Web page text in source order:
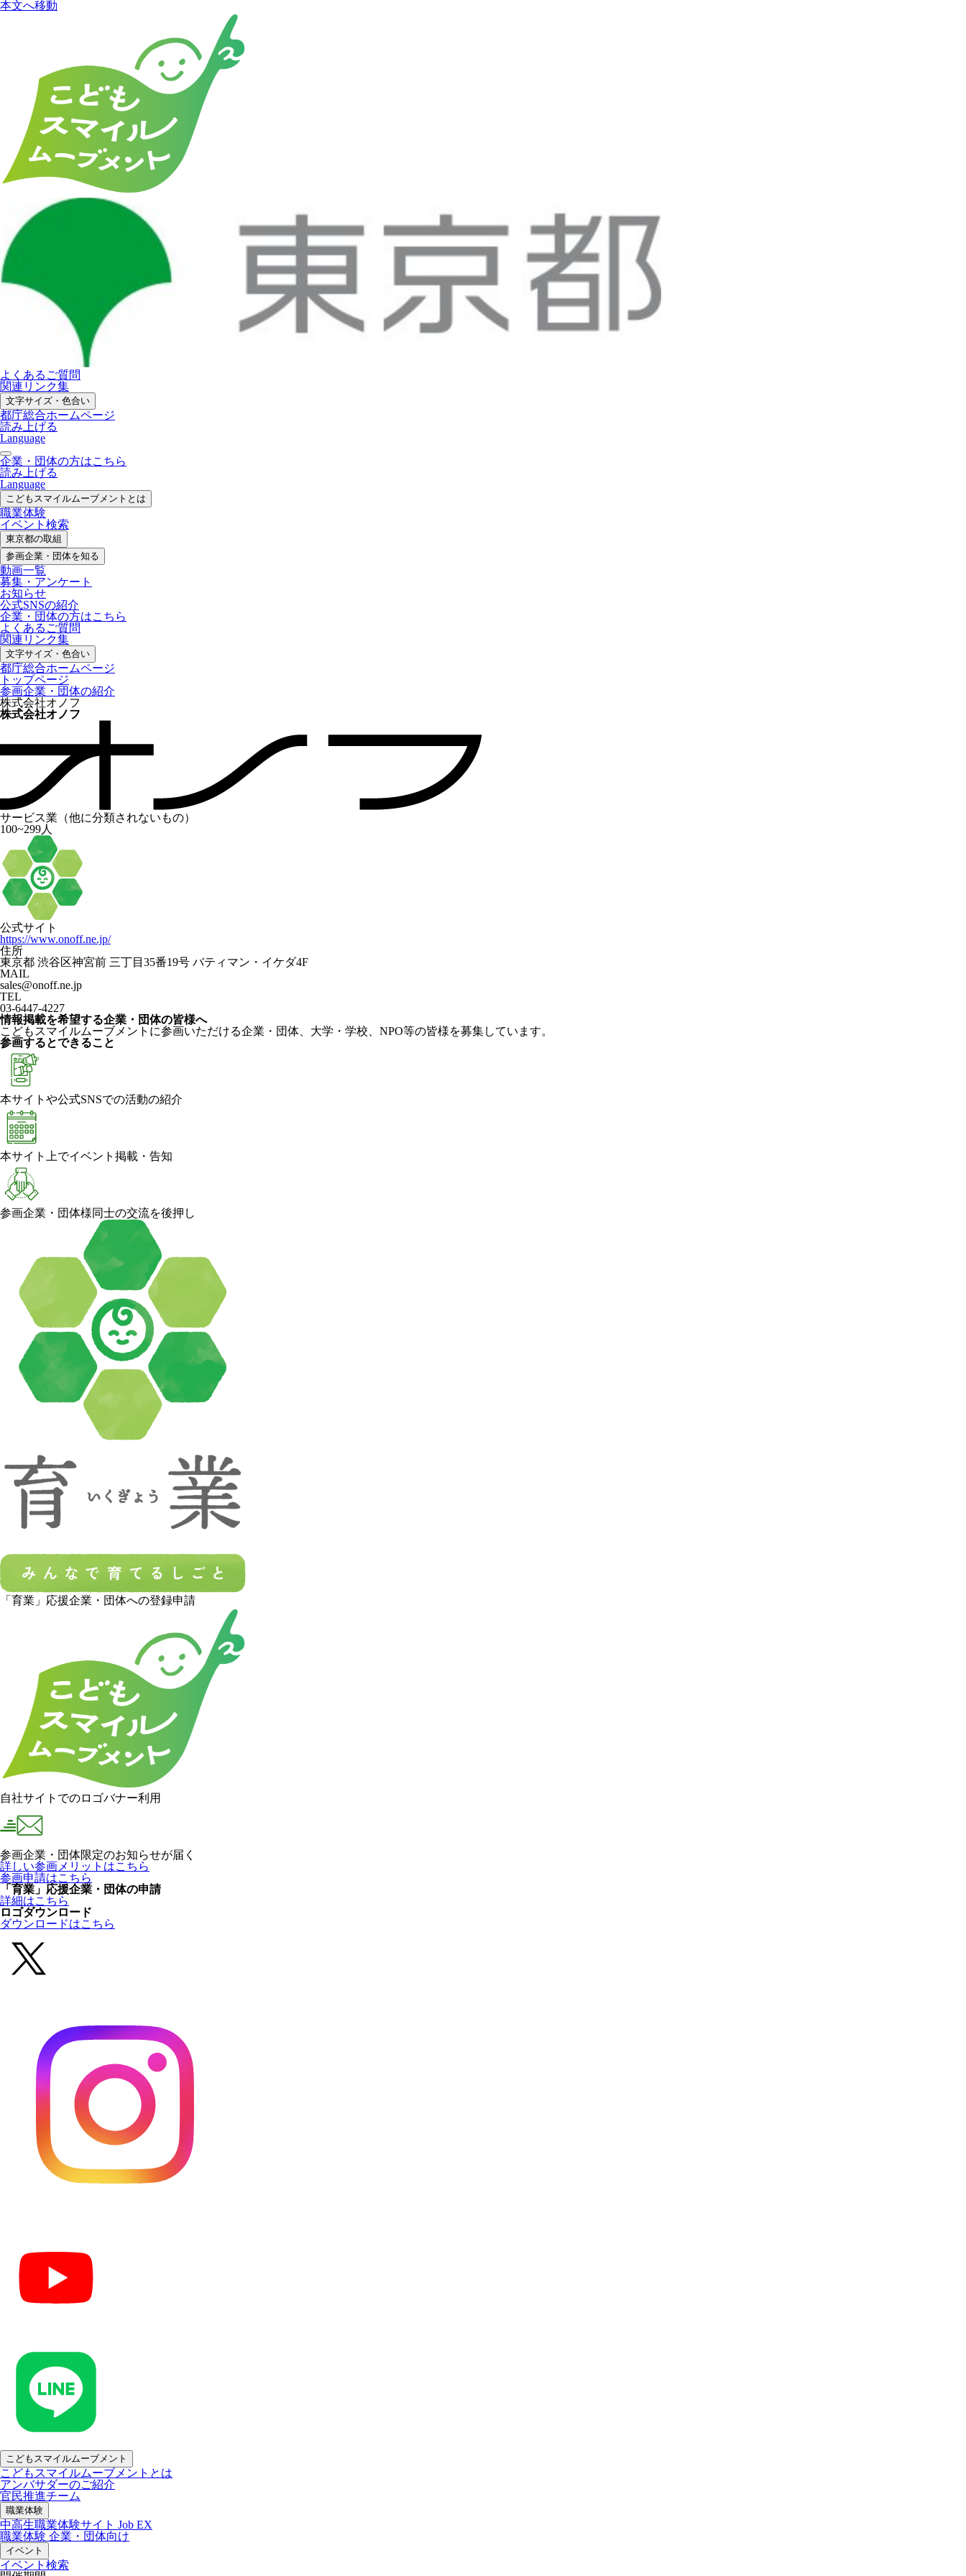
本文へ移動
よくあるご質問
関連リンク集
文字サイズ・色合い
都庁総合ホームページ
読み上げる
Language
企業・団体の方はこちら
読み上げる
Language
こどもスマイルムーブメントとは
職業体験
イベント検索
東京都の取組
参画企業・ 団体を知る
動画一覧
募集・ アンケート
お知らせ
公式SNSの紹介
企業・団体の方はこちら
よくあるご質問
関連リンク集
文字サイズ・色合い
都庁総合ホームページ
トップページ
参画企業・団体の紹介
株式会社オノフ
株式会社オノフ
サービス業（他に分類されないもの）
100~299人
公式サイト
https://www.onoff.ne.jp/
住所
東京都 渋谷区神宮前 三丁目35番19号 バティマン・イケダ4F
MAIL
sales@onoff.ne.jp
TEL
03-6447-4227
情報掲載を希望する企業・団体の皆様へ
こどもスマイルムーブメントに参画いただける企業・団体、大学・学校、NPO等の皆様を募集しています。
参画するとできること
本サイトや公式SNSでの活動の紹介
本サイト上でイベント掲載・告知
参画企業・団体様同士の交流を後押し
「育業」応援企業・団体への登録申請
自社サイトでのロゴバナー利用
参画企業・団体限定のお知らせが届く
詳しい参画メリットはこちら
参画申請はこちら
「育業」応援企業・団体の申請
詳細はこちら
ロゴダウンロード
ダウンロードはこちら
こどもスマイルムーブメント
こどもスマイルムーブメントとは
アンバサダーのご紹介
官民推進チーム
職業体験
中高生職業体験サイト Job EX
職業体験 企業・団体向け
イベント
イベント検索